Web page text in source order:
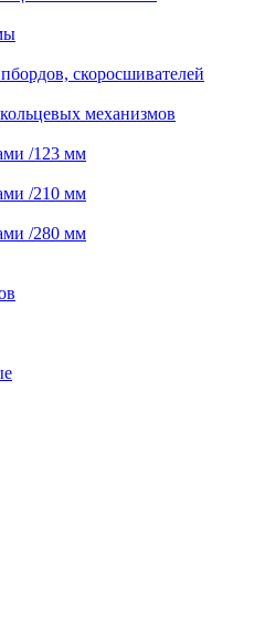
скоросшивателей
механизмов
/123 мм
/210 мм
/280 мм